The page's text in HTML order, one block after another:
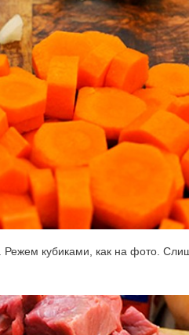
кубиками, как на фото.